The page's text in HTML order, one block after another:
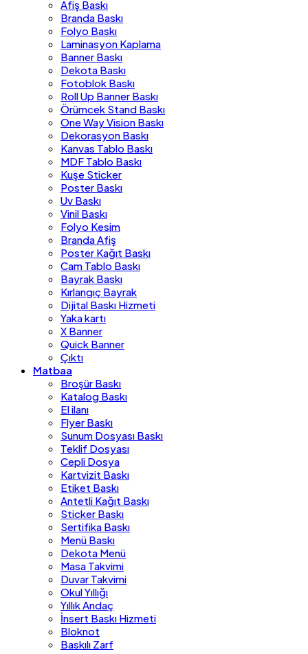
Afiş Baskı
Branda Baskı
Folyo Baskı
Laminasyon Kaplama
Banner Baskı
Dekota Baskı
Fotoblok Baskı
Roll Up Banner Baskı
Örümcek Stand Baskı
One Way Vision Baskı
Dekorasyon Baskı
Kanvas Tablo Baskı
MDF Tablo Baskı
Kuşe Sticker
Poster Baskı
Uv Baskı
Vinil Baskı
Folyo Kesim
Branda Afiş
Poster Kağıt Baskı
Cam Tablo Baskı
Bayrak Baskı
Kırlangıç Bayrak
Dijital Baskı Hizmeti
Yaka kartı
X Banner
Quick Banner
Çıktı
Matbaa
Broşür Baskı
Katalog Baskı
El ilanı
Flyer Baskı
Sunum Dosyası Baskı
Teklif Dosyası
Cepli Dosya
Kartvizit Baskı
Etiket Baskı
Antetli Kağıt Baskı
Sticker Baskı
Sertifika Baskı
Menü Baskı
Dekota Menü
Masa Takvimi
Duvar Takvimi
Okul Yıllığı
Yıllık Andaç
İnsert Baskı Hizmeti
Bloknot
Baskılı Zarf